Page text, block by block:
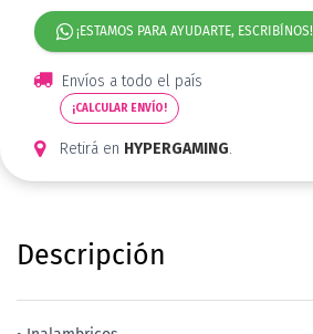
¡ESTAMOS PARA AYUDARTE, ESCRIBÍNOS!
Envíos a todo el país
¡CALCULAR ENVÍO!
Retirá en HYPERGAMING.
Descripción